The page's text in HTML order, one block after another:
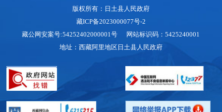
版权所有：日土县人民政府
藏ICP备2023000077号-2
藏公网安案号:54252402000001号 网站标识码：5425240001
地址：西藏阿里地区日土县人民政府